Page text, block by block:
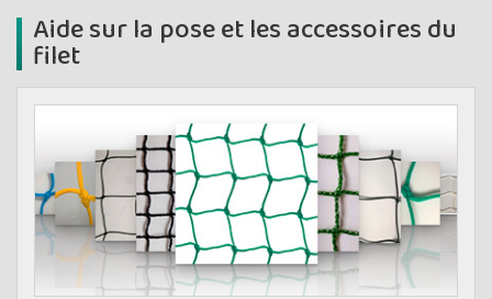
Aide sur la pose et les accessoires du
filet